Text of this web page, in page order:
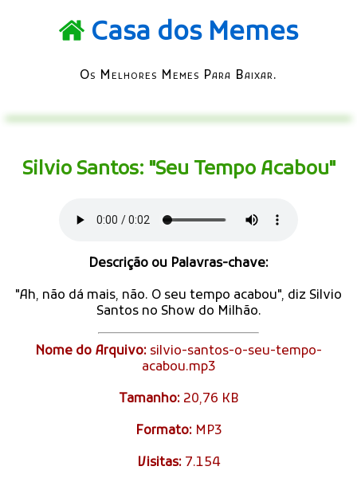
Casa dos Memes
Os Melhores Memes Para Baixar.
Silvio Santos: "Seu Tempo Acabou"
Descrição ou Palavras-chave:
"Ah, não dá mais, não. O seu tempo acabou", diz Silvio
Santos no Show do Milhão.
Nome do Arquivo: silvio-santos-o-seu-tempo-
acabou.mp3
Tamanho:20,76 KB
Formato:MP3
Visitas:7.154